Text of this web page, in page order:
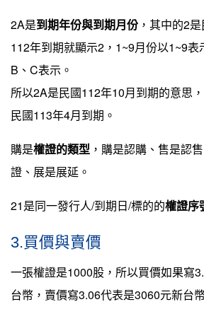
2A是到期年份與到期月份 ，其中的2
112年到期就顯示2，1~9月份以1~9表
B、C表示。
所以2A是民國112年10月到期的意思
民國113年4月到期。
購是權證的類型 ，購是認購、售是認
證、展是展延。
21是同一發行人/到期日/標的的權證序
3.買價與賣價
一張權證是1000股，所以買價如果寫
台幣，賣價寫3.06代表是3060元新台